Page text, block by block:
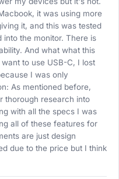
it was using more
it, and this was tested
the monitor. There is
And what what this
to use USB-C, I lost
I was only
As mentioned before,
thorough research into
with all the specs I was
all of these features for
are just design
due to the price but I think